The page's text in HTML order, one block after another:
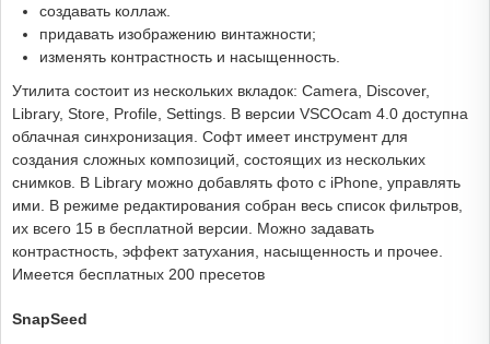
создавать коллаж.
придавать изображению винтажности;
изменять контрастность и насыщенность.
Утилита состоит из нескольких вкладок: Camera, Discover,
Library, Store, Profile, Settings. В версии VSCOcam 4.0 доступна
облачная синхронизация. Софт имеет инструмент для
создания сложных композиций, состоящих из нескольких
снимков. В Library можно добавлять фото с iPhone, управлять
ими. В режиме редактирования собран весь список фильтров,
их всего 15 в бесплатной версии. Можно задавать
контрастность, эффект затухания, насыщенность и прочее.
Имеется бесплатных 200 пресетов
SnapSeed